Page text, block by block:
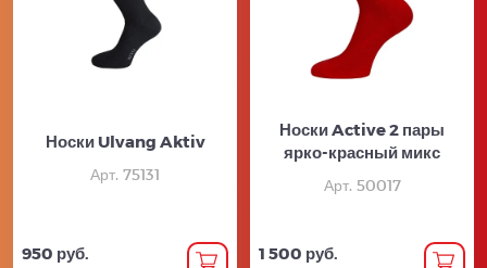
Носки Ulvang Aktiv
Арт. 75131
950 руб.
Носки Active 2 пары
ярко-красный микс
Арт. 50017
1 500 руб.